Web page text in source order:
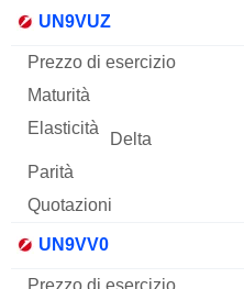
UN9VUZ
UN9VV0